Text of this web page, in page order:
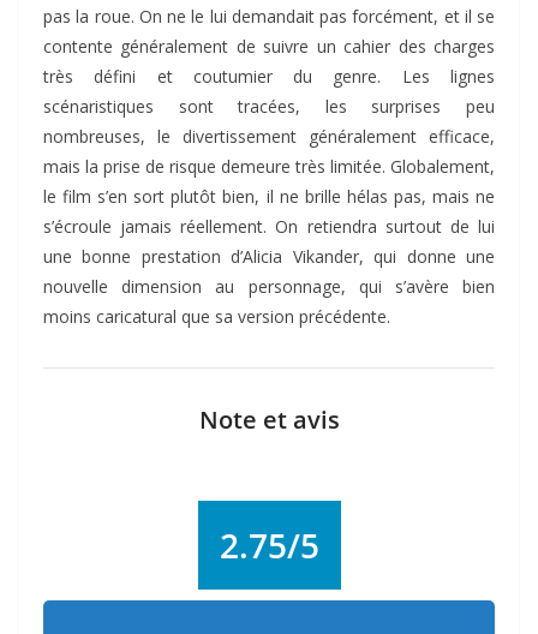
pas la roue. On ne le lui demandait pas forcément, et il se
contente généralement de suivre un cahier des charges
très défini et coutumier du genre. Les lignes
scénaristiques sont tracées, les surprises peu
nombreuses, le divertissement généralement efficace,
mais la prise de risque demeure très limitée. Globalement,
le film s’en sort plutôt bien, il ne brille hélas pas, mais ne
s’écroule jamais réellement. On retiendra surtout de lui
une bonne prestation d’Alicia Vikander, qui donne une
nouvelle dimension au personnage, qui s’avère bien
moins caricatural que sa version précédente.
Note et avis
2.75/5